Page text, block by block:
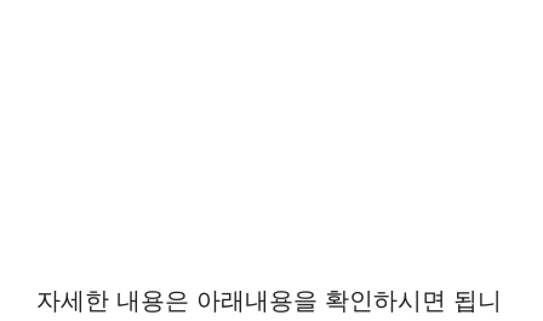
자세한 내용은 아래내용을 확인하시면 됩니